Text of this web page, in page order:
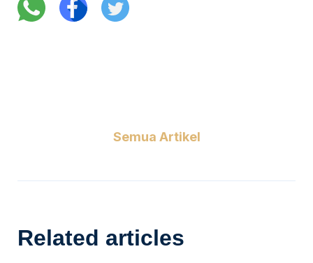
Semua Artikel
Related articles